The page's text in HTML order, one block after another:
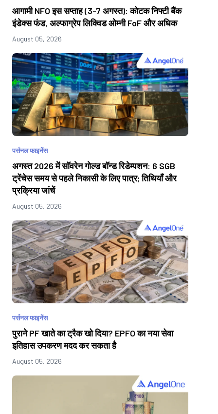
आगामी NFO इस सप्ताह (3-7 अगस्त): कोटक निफ्टी बैंक
इंडेक्स फंड, अल्फाग्रेप लिक्विड ओम्नी FoF और अधिक
August 05, 2026
पर्सनल फाइनेंस
अगस्त 2026 में सॉवरेन गोल्ड बॉन्ड रिडेम्पशन: 6 SGB
ट्रेंचेस समय से पहले निकासी के लिए पात्र; तिथियाँ और
प्रक्रिया जांचें
August 05, 2026
पर्सनल फाइनेंस
पुराने PF खाते का ट्रैक खो दिया? EPFO का नया सेवा
इतिहास उपकरण मदद कर सकता है
August 05, 2026